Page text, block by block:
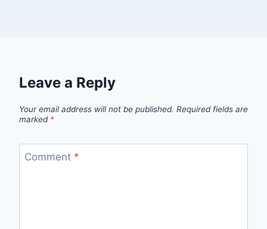
Leave a Reply
Your email address will not be published. Required fields are
marked *
Comment *